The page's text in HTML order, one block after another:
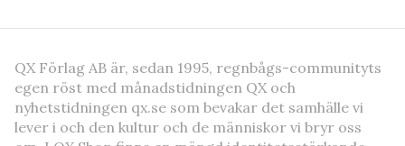
QX Förlag AB är, sedan 1995, regnbågs-communityts
egen röst med månadstidningen QX och
nyhetstidningen qx.se som bevakar det samhälle vi
lever i och den kultur och de människor vi bryr oss